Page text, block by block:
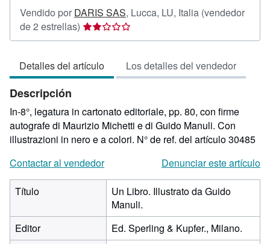
Vendido por DARIS SAS, Lucca, LU, Italia (vendedor
de 2 estrellas) Calificación
del
2
de
estrellas
Detalles del artículo Los detalles del vendedor
Descripción
In-8°, legatura in cartonato editoriale, pp. 80, con firme
autografe di Maurizio Michetti e di Guido Manuli. Con
illustrazioni in nero e a colori. N° de ref. del artículo 30485
Contactar al vendedor
Denunciar este artículo
Título
Un Libro. Illustrato da Guido
Manuli.
Editor
Ed. Sperling & Kupfer., Milano.